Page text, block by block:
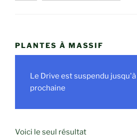
PLANTES À MASSIF
Le Drive est suspendu jusqu'à
prochaine
Voici le seul résultat